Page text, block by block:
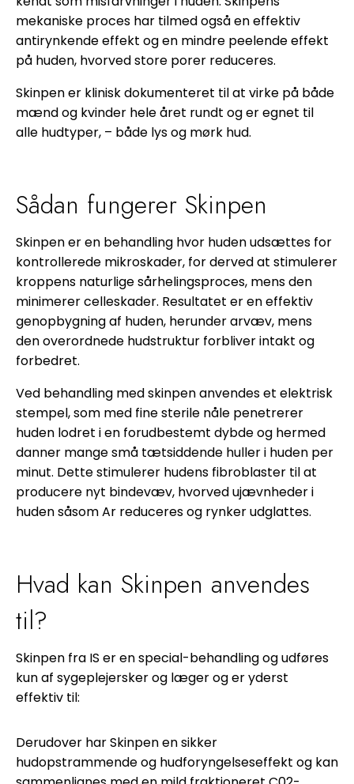
mekaniske proces har tilmed også en effektiv
antirynkende effekt og en mindre peelende effekt
på huden, hvorved store porer reduceres.
Skinpen er klinisk dokumenteret til at virke på både
mænd og kvinder hele året rundt og er egnet til
alle hudtyper, – både lys og mørk hud.
Sådan fungerer Skinpen
Skinpen er en behandling hvor huden udsættes for
kontrollerede mikroskader, for derved at stimulerer
kroppens naturlige sårhelingsproces, mens den
minimerer celleskader. Resultatet er en effektiv
genopbygning af huden, herunder arvæv, mens
den overordnede hudstruktur forbliver intakt og
forbedret.
Ved behandling med skinpen anvendes et elektrisk
stempel, som med fine sterile nåle penetrerer
huden lodret i en forudbestemt dybde og hermed
danner mange små tætsiddende huller i huden per
minut. Dette stimulerer hudens fibroblaster til at
producere nyt bindevæv, hvorved ujævnheder i
huden såsom Ar reduceres og rynker udglattes.
Hvad kan Skinpen anvendes
til?
Skinpen fra IS er en special-behandling og udføres
kun af sygeplejersker og læger og er yderst
effektiv til:
Derudover har Skinpen en sikker
hudopstrammende og hudforyngelseseffekt og kan